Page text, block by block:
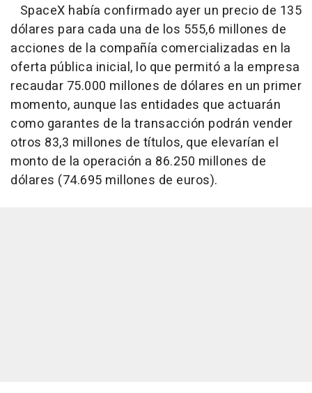
SpaceX había confirmado ayer un precio de 135
dólares para cada una de los 555,6 millones de
acciones de la compañía comercializadas en la
oferta pública inicial, lo que permitó a la empresa
recaudar 75.000 millones de dólares en un primer
momento, aunque las entidades que actuarán
como garantes de la transacción podrán vender
otros 83,3 millones de títulos, que elevarían el
monto de la operación a 86.250 millones de
dólares (74.695 millones de euros).